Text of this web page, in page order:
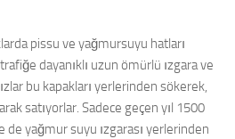
pissu ve yağmursuyu hatları
dayanıklı uzun ömürlü ızgara ve
bu kapakları yerlerinden sökerek,
satıyorlar. Sadece geçen yıl 1500
de yağmur suyu ızgarası yerlerinden